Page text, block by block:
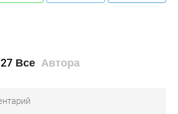
27 Все Автора